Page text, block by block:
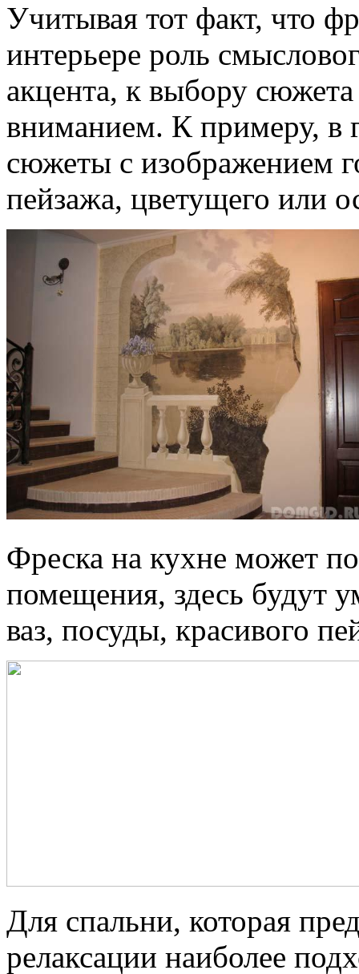
Учитывая тот факт, что
интерьере роль
акцента, к выбору
вниманием. К примеру, в
сюжеты с изображением
пейзажа, цветущего или
Фреска на кухне может
помещения, здесь будут
ваз, посуды, красивого
Для спальни, которая
релаксации наиболее